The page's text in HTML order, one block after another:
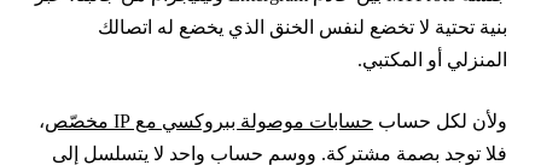
تحتية لا تخضع لنفس الخنق الذي يخضع له اتصالك
أو المكتبي.
لكل حسابحسابات موصولة ببروكسي مع IP مخصّص
،
توجد بصمة مشتركة. ووسم حساب واحد لا يتسلسل إلى